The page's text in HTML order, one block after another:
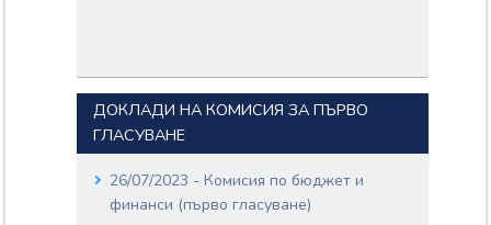
ДОКЛАДИ НА КОМИСИЯ ЗА ПЪРВО
ГЛАСУВАНЕ
26/07/2023 - Комисия по бюджет и
финанси (първо гласуване)